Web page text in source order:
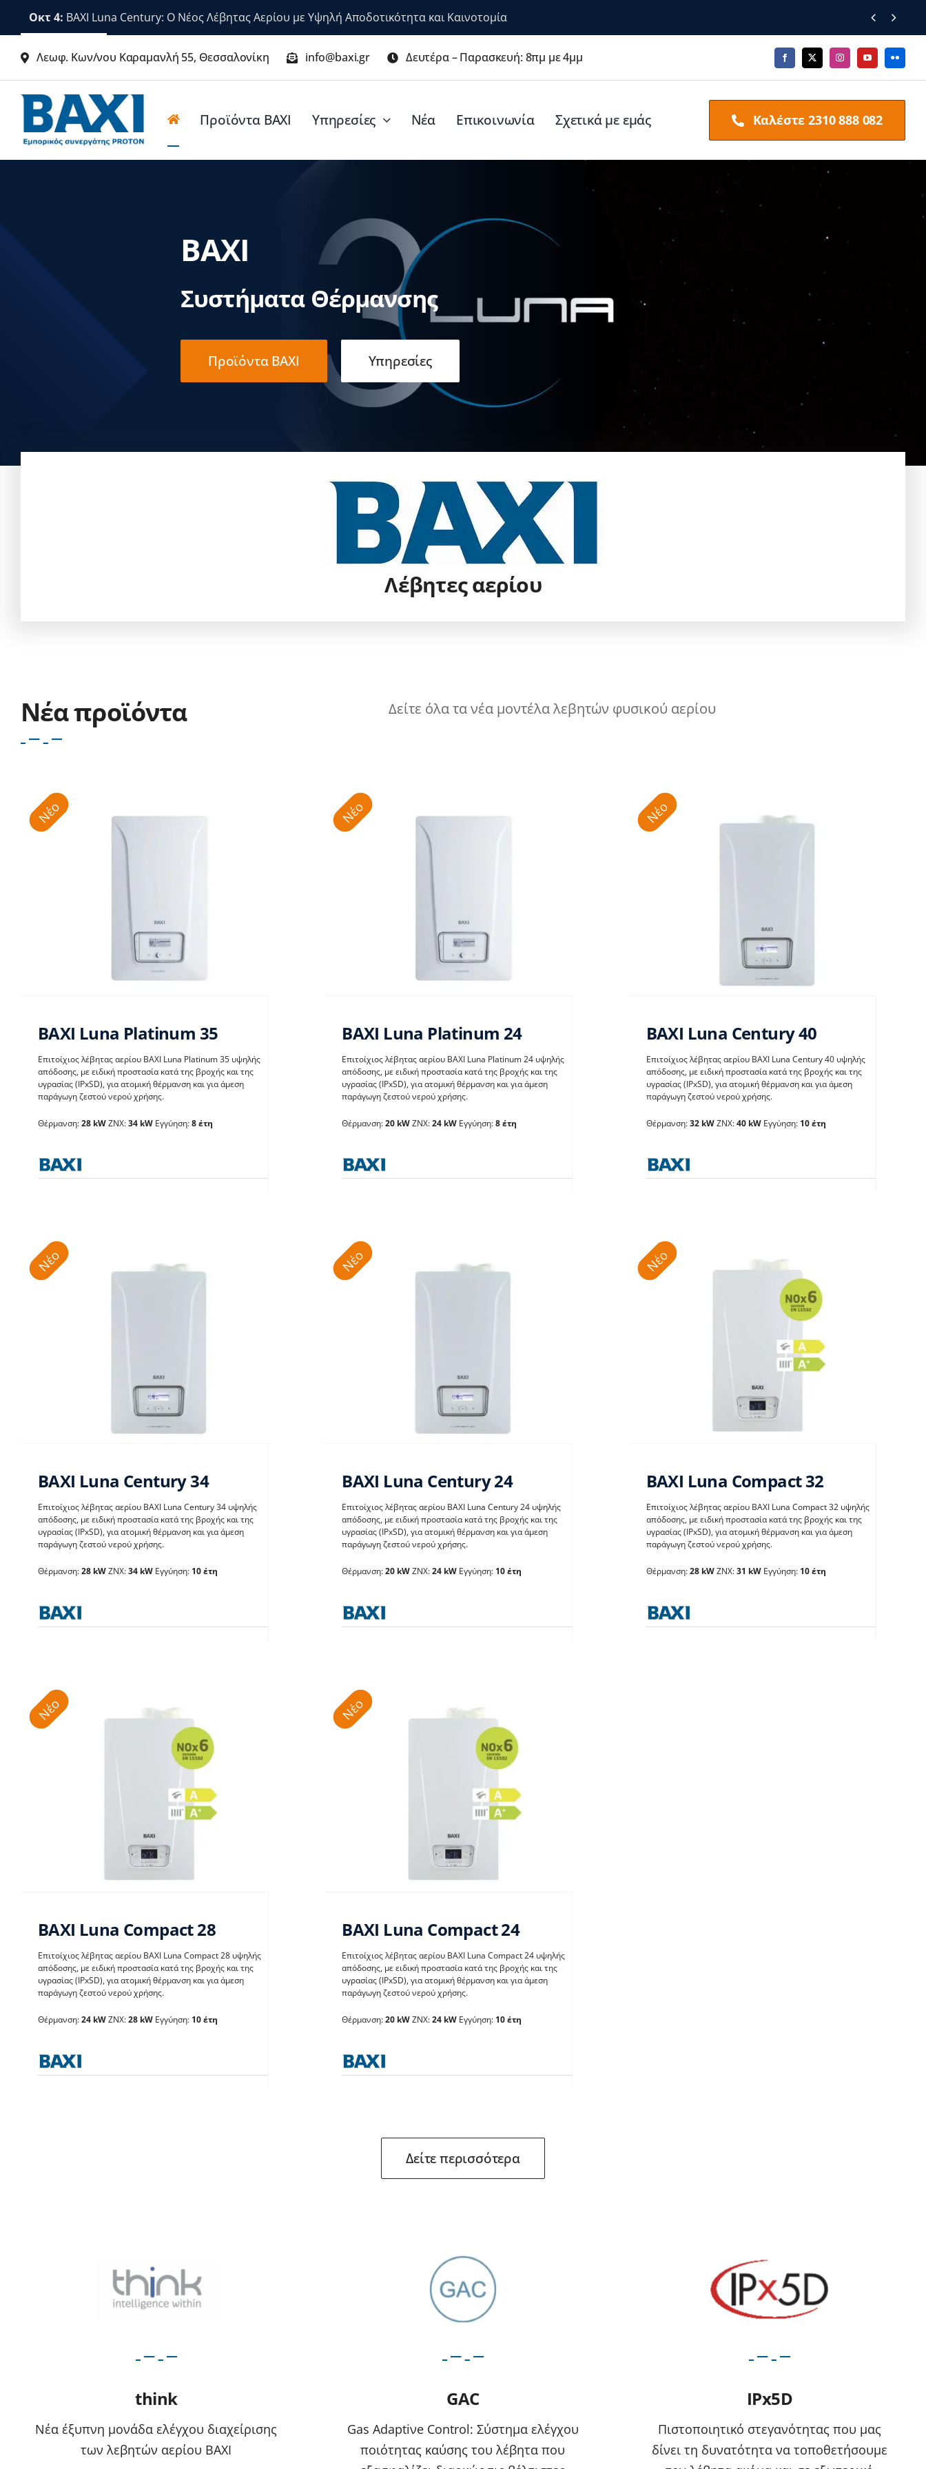
Μετάβαση
περιεχόμενο
Οκτ 4: BAXI Luna Century: Ο Νέος Λέβητας Αερίου με Υψηλή Αποδοτικότητα και Καινοτομία  
Λεωφ. Κων/νου Καραμανλή 55, Θεσσαλονίκη info@baxi.gr Δευτέρα – Παρασκευή: 8πμ με 4μμ
Προϊόντα BΑΧΙ Υπηρεσίες Νέα Επικοινωνία Σχετικά με εμάς Καλέστε 2310 888 082
BAXI
Συστήματα Θέρμανσης
Προϊόντα BAXI Υπηρεσίες
Λέβητες αερίου
Νέα προϊόντα Δείτε όλα τα νέα μοντέλα λεβητών φυσικού αερίου
Νέο
BAXI Luna Platinum 35
Λέβητες με άμεση παραγωγή ΖΝX
BAXI Luna Platinum 35
Επιτοίχιος λέβητας αερίου BAXI Luna Platinum 35 υψηλής
απόδοσης, με ειδική προστασία κατά της βροχής και της
υγρασίας (IPxSD), για ατομική θέρμανση και για άμεση
παράγωγη ζεστού νερού χρήσης.
Θέρμανση:28 kWΖΝΧ:34 kWΕγγύηση:8 έτη
Νέο
BAXI Luna Platinum 24
Λέβητες με άμεση παραγωγή ΖΝX
BAXI Luna Platinum 24
Επιτοίχιος λέβητας αερίου BAXI Luna Platinum 24 υψηλής
απόδοσης, με ειδική προστασία κατά της βροχής και της
υγρασίας (IPxSD), για ατομική θέρμανση και για άμεση
παράγωγη ζεστού νερού χρήσης.
Θέρμανση:20 kWΖΝΧ:24 kW Εγγύηση:8 έτη
Νέο
BAXI Luna Century 40
Λέβητες με άμεση παραγωγή ΖΝX
BAXI Luna Century 40
Επιτοίχιος λέβητας αερίου BAXI Luna Century 40 υψηλής
απόδοσης, με ειδική προστασία κατά της βροχής και της
υγρασίας (IPxSD), για ατομική θέρμανση και για άμεση
παράγωγη ζεστού νερού χρήσης.
Θέρμανση:32 kWΖΝΧ:40 kWΕγγύηση: 10 έτη
Νέο
BAXI Luna Century 34
Λέβητες με άμεση παραγωγή ΖΝX
BAXI Luna Century 34
Επιτοίχιος λέβητας αερίου BAXI Luna Century 34 υψηλής
απόδοσης, με ειδική προστασία κατά της βροχής και της
υγρασίας (IPxSD), για ατομική θέρμανση και για άμεση
παράγωγη ζεστού νερού χρήσης.
Θέρμανση:28 kWΖΝΧ:34 kWΕγγύηση: 10 έτη
Νέο
BAXI Luna Century 24
Λέβητες με άμεση παραγωγή ΖΝX
BAXI Luna Century 24
Επιτοίχιος λέβητας αερίου BAXI Luna Century 24 υψηλής
απόδοσης, με ειδική προστασία κατά της βροχής και της
υγρασίας (IPxSD), για ατομική θέρμανση και για άμεση
παράγωγη ζεστού νερού χρήσης.
Θέρμανση:20 kWΖΝΧ:24 kW Εγγύηση: 10 έτη
Νέο
BAXI Luna Compact 32
Λέβητες με άμεση παραγωγή ΖΝX
BAXI Luna Compact 32
Επιτοίχιος λέβητας αερίου BAXI Luna Compact 32 υψηλής
απόδοσης, με ειδική προστασία κατά της βροχής και της
υγρασίας (IPxSD), για ατομική θέρμανση και για άμεση
παράγωγη ζεστού νερού χρήσης.
Θέρμανση:28 kWΖΝΧ:31 kWΕγγύηση: 10 έτη
Νέο
BAXI Luna Compact 28
Λέβητες με άμεση παραγωγή ΖΝX
BAXI Luna Compact 28
Επιτοίχιος λέβητας αερίου BAXI Luna Compact 28 υψηλής
απόδοσης, με ειδική προστασία κατά της βροχής και της
υγρασίας (IPxSD), για ατομική θέρμανση και για άμεση
παράγωγη ζεστού νερού χρήσης.
Θέρμανση:24 kWΖΝΧ:28 kWΕγγύηση: 10 έτη
Νέο
BAXI Luna Compact 24
Λέβητες με άμεση παραγωγή ΖΝX
BAXI Luna Compact 24
Επιτοίχιος λέβητας αερίου BAXI Luna Compact 24 υψηλής
απόδοσης, με ειδική προστασία κατά της βροχής και της
υγρασίας (IPxSD), για ατομική θέρμανση και για άμεση
παράγωγη ζεστού νερού χρήσης.
Θέρμανση:20 kWΖΝΧ:24 kW Εγγύηση: 10 έτη
Δείτε περισσότερα
think
Νέα έξυπνη μονάδα ελέγχου διαχείρισης
των λεβητών αερίου ΒΑΧΙ
GAC
Gas Adaptiνe Control: Σύστημα ελέγχου
ποιότητας καύσης του λέβητα που
IPx5D
Πιστοποιητικό στεγανότητας που μας
δίνει τη δυνατότητα να τοποθετήσουμε